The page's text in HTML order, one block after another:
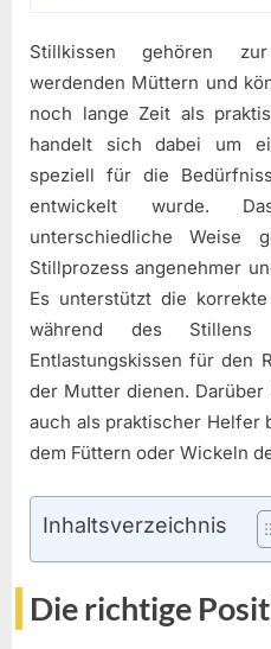
Stillkissen gehören
werdenden Müttern und
noch lange Zeit als
handelt sich dabei um
speziell für die
entwickelt wurde.
unterschiedliche Weise
Stillprozess angenehmer
Es unterstützt die
während des
Entlastungskissen für den
der Mutter dienen. Darüber
auch als praktischer Helfer
dem Füttern oder Wickeln
Inhaltsverzeichnis
Die richtige